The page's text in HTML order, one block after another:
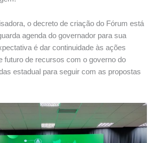
o decreto de criação do Fórum está
agenda do governador para sua
é dar continuidade às ações
futuro de recursos com o governo do
estadual para seguir com as propostas